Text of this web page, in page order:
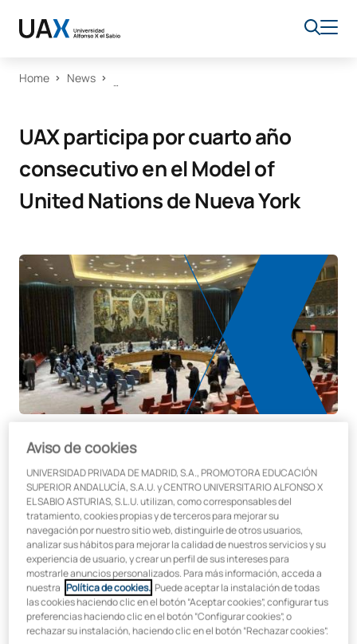
Home News
UAX participa por cuarto año
consecutivo en el Model of
United Nations de Nueva York
UAX participa por cuarto año
consecutivo en el Model of United
Nations de Nueva York
Por cuarto año consecutivo, en UAX participamos en el Model
of United Nations (MUN) de Nueva York,una de las
competiciones internacionales más prestigiosas para
estudiantes deRelaciones Internacionales. Este evento
Aviso de cookies
UNIVERSIDAD PRIVADA DE MADRID, S.A., PROMOTORA EDUCACIÓN
SUPERIOR ANDALUCÍA, S.A.U. y CENTRO UNIVERSITARIO ALFONSO X
EL SABIO ASTURIAS, S.L.U. utilizan, como corresponsables del
tratamiento, cookies propias y de terceros para mejorar su
navegación por nuestro sitio web, distinguirle de otros usuarios,
analizar sus hábitos para mejorar la calidad de nuestros servicios y su
experiencia de usuario, y crear un perfil de sus intereses para
mostrarle anuncios personalizados. Para más información, acceda a
nuestra Política de cookies. . Puede aceptar la instalación de todas
las cookies haciendo clic en el botón “Aceptar cookies”, configurar tus
preferencias haciendo clic en el botón “Configurar cookies”, o
rechazar su instalación, haciendo clic en el botón “Rechazar cookies”.